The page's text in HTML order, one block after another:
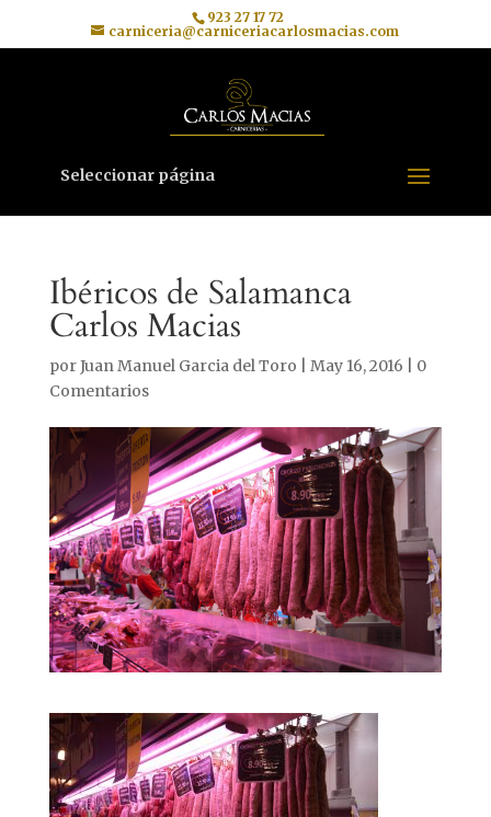
923 27 17 72
carniceria@carniceriacarlosmacias.com
Seleccionar página
Ibéricos de Salamanca
Carlos Macias
porJuan Manuel Garcia del Toro May 16, 2016
0
Comentarios